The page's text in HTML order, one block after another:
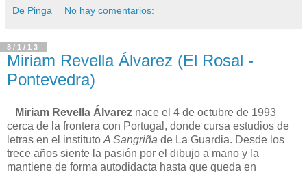
De Pinga No hay comentarios:
8/1/13
Miriam Revella Álvarez (El Rosal -
Pontevedra)
Miriam Revella Álvarez nace el 4 de octubre de 1993
cerca de la frontera con Portugal, donde cursa estudios de
letras en el instituto A Sangriña de La Guardia. Desde los
trece años siente la pasión por el dibujo a mano y la
mantiene de forma autodidacta hasta que queda en